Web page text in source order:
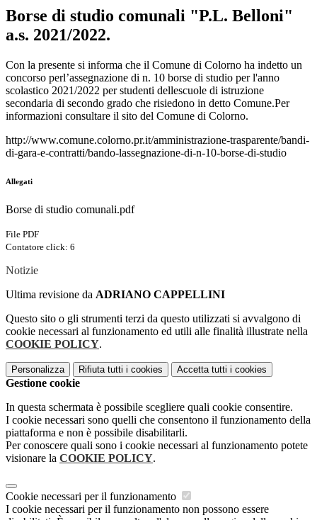
Borse di studio comunali "P.L. Belloni"
a.s. 2021/2022.
Con la presente si informa che il Comune di Colorno ha indetto un
concorso perl’assegnazione di n. 10 borse di studio per l'anno
scolastico 2021/2022 per studenti dellescuole di istruzione
secondaria di secondo grado che risiedono in detto Comune.Per
informazioni consultare il sito del Comune di Colorno.
http://www.comune.colorno.pr.it/amministrazione-trasparente/bandi-
di-gara-e-contratti/bando-lassegnazione-di-n-10-borse-di-studio
Allegati
Borse di studio comunali.pdf
File PDF
Contatore click: 6
Notizie
Ultima revisione da ADRIANO CAPPELLINI
Questo sito o gli strumenti terzi da questo utilizzati si avvalgono di
cookie necessari al funzionamento ed utili alle finalità illustrate nella
COOKIE POLICY.
Personalizza Rifiuta tutti i cookies Accetta tutti i cookies
Gestione cookie
In questa schermata è possibile scegliere quali cookie consentire.
I cookie necessari sono quelli che consentono il funzionamento della
piattaforma e non è possibile disabilitarli.
Per conoscere quali sono i cookie necessari al funzionamento potete
visionare la COOKIE POLICY.
Cookie necessari per il funzionamento
I cookie necessari per il funzionamento non possono essere